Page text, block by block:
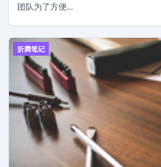
团队为了方便...
折腾笔记